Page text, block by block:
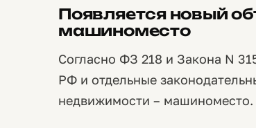
Появляется новый
машиноместо
Согласно ФЗ 218 и Закона N
РФ и отдельные
недвижимости – машиноместо.